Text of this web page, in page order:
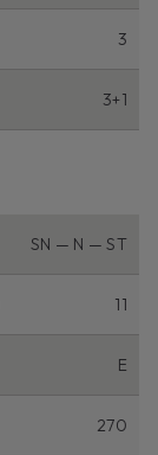
3
3+1
SN — N — ST
11
E
270